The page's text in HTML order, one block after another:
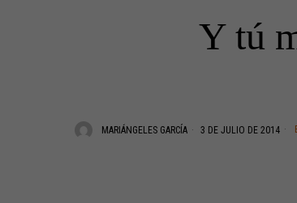
Y tú
MARIÁNGELES GARCÍA 3 DE JULIO DE 2014